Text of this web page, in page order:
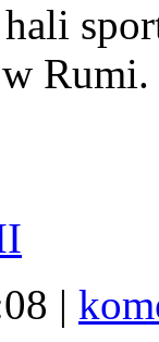
|